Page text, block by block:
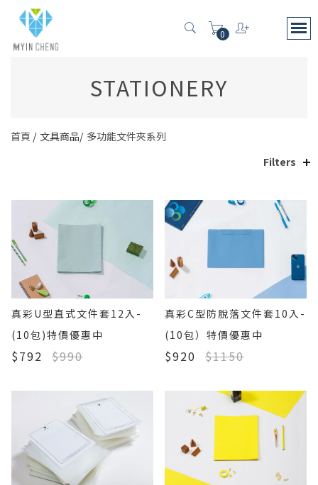
0
STATIONERY
首頁 文具商品 多功能文件夾系列
Filters
真彩U型直式文件套12入-
(10包)特價優惠中
$792 $990
真彩C型防脫落文件套10入-
(10包）特價優惠中
$920 $1150